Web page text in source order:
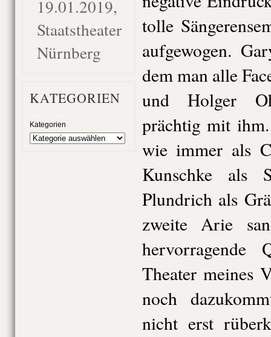
19.01.2019,
Staatstheater
Nürnberg
KATEGORIEN
Kategorien
tolle
aufgewogen.
dem man alle
und Holger
prächtig mit
wie immer als
Kunschke als
Plundrich als
zweite Arie
Theater meines
noch
nicht erst